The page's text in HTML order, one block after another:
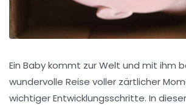
Ein Baby kommt zur Welt und mit ihm
wundervolle Reise voller zärtlicher
wichtiger Entwicklungsschritte. In